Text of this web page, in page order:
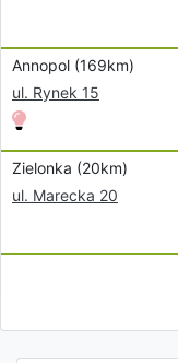
Annopol (169km)
ul. Rynek 15
Zielonka (20km)
ul. Marecka 20